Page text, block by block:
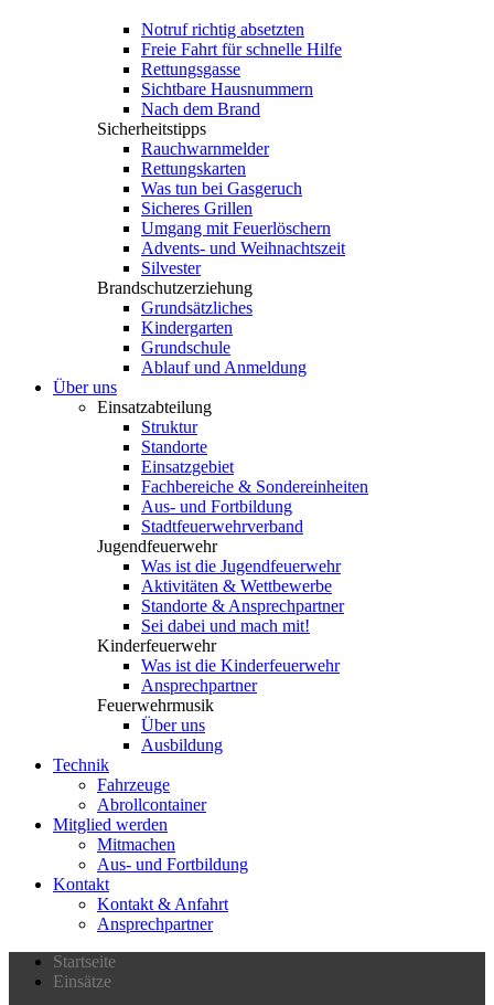
Notruf richtig absetzten
Freie Fahrt für schnelle Hilfe
Rettungsgasse
Sichtbare Hausnummern
Nach dem Brand
Sicherheitstipps
Rauchwarnmelder
Rettungskarten
Was tun bei Gasgeruch
Sicheres Grillen
Umgang mit Feuerlöschern
Advents- und Weihnachtszeit
Silvester
Brandschutzerziehung
Grundsätzliches
Kindergarten
Grundschule
Ablauf und Anmeldung
Über uns
Einsatzabteilung
Struktur
Standorte
Einsatzgebiet
Fachbereiche & Sondereinheiten
Aus- und Fortbildung
Stadtfeuerwehrverband
Jugendfeuerwehr
Was ist die Jugendfeuerwehr
Aktivitäten & Wettbewerbe
Standorte & Ansprechpartner
Sei dabei und mach mit!
Kinderfeuerwehr
Was ist die Kinderfeuerwehr
Ansprechpartner
Feuerwehrmusik
Über uns
Ausbildung
Technik
Fahrzeuge
Abrollcontainer
Mitglied werden
Mitmachen
Aus- und Fortbildung
Kontakt
Kontakt & Anfahrt
Ansprechpartner
Startseite
Einsätze